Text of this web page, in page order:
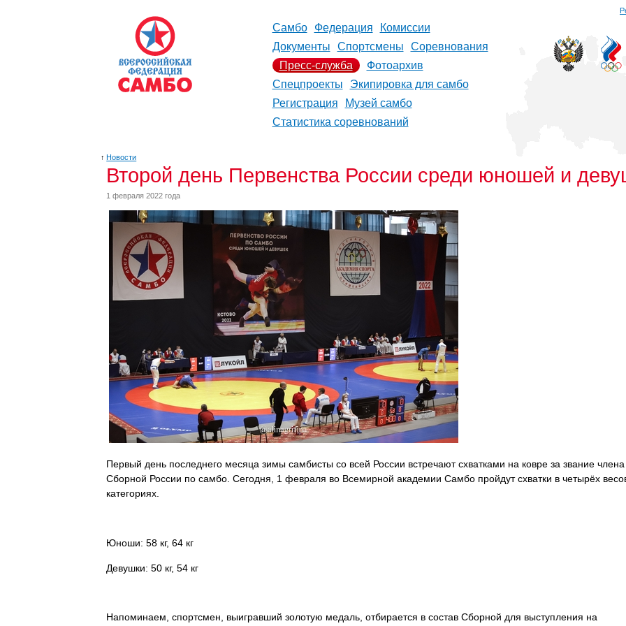
Самбо Федерация
Комиссии
Документы
Спортсмены
Соревнования
Пресс-служба
Фотоархив
Спецпроекты
Экипировка для самбо
Регистрация
Музей самбо
Статистика соревнований
↑ Новости
Второй день Первенства России среди юношей и
1 февраля 2022 года
Первый день последнего месяца зимы самбисты со всей России встречают схватками на ковре за звание члена
Сборной России по самбо. Сегодня, 1 февраля во Всемирной академии Самбо пройдут схватки в четырёх
категориях.
Юноши: 58 кг, 64 кг
Девушки: 50 кг, 54 кг
Напоминаем, спортсмен, выигравший золотую медаль, отбирается в состав Сборной для выступления на